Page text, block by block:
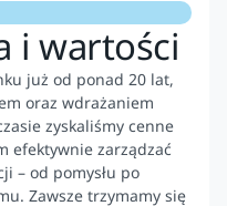
i wartości
już od ponad 20 lat,
oraz wdrażaniem
zyskaliśmy cenne
efektywnie zarządzać
– od pomysłu po
Zawsze trzymamy się